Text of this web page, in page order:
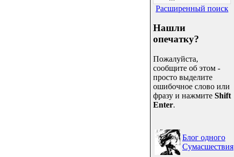
Расширенный поиск
Нашли
опечатку?
Пожалуйста,
сообщите об этом -
просто выделите
ошибочное слово или
фразу и нажмите Shift
Enter.
Блог одного
Сумасшествия